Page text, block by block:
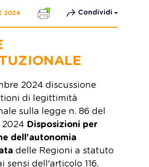
2024 Condividi
2024 discussione
di legittimità
sulla legge n. 86 del
2024 Disposizioni per
dell'autonomia
delle Regioni a statuto
sensi dell'articolo 116,